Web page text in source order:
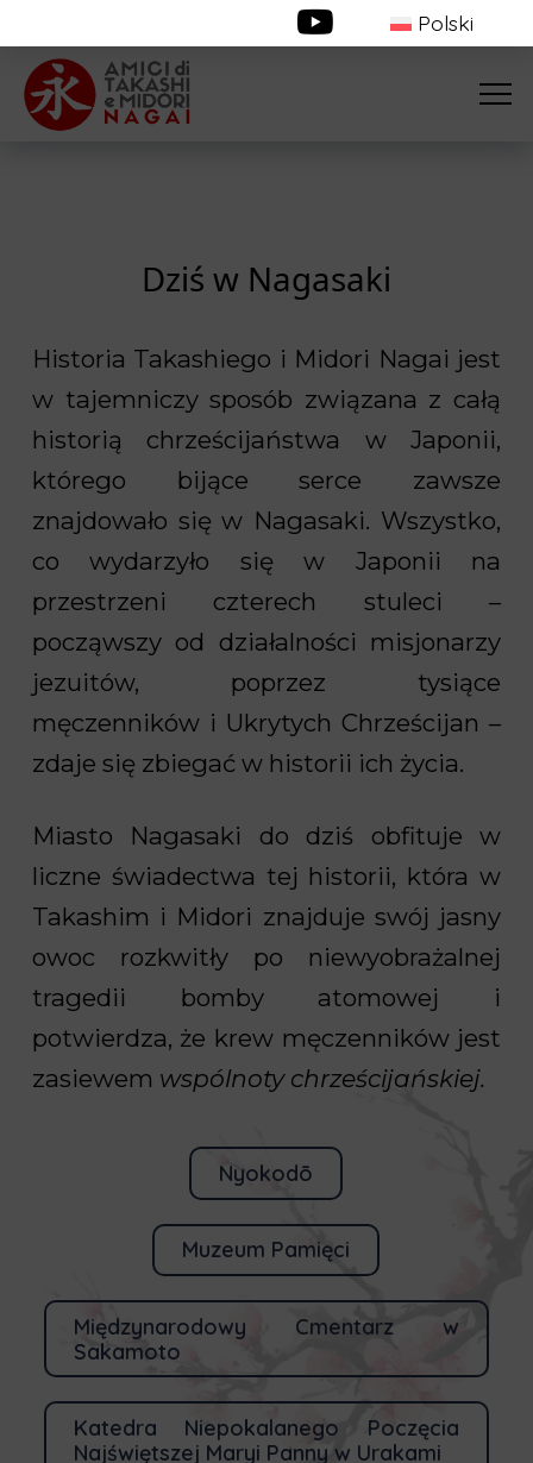
Polski
Dziś w Nagasaki
Historia Takashiego i Midori Nagai jest
w tajemniczy sposób związana z całą
historią chrześcijaństwa w Japonii,
którego bijące serce zawsze
znajdowało się w Nagasaki. Wszystko,
co wydarzyło się w Japonii na
przestrzeni czterech stuleci –
począwszy od działalności misjonarzy
jezuitów, poprzez tysiące
męczenników i Ukrytych Chrześcijan –
zdaje się zbiegać w historii ich życia.
Miasto Nagasaki do dziś obfituje w
liczne świadectwa tej historii, która w
Takashim i Midori znajduje swój jasny
owoc rozkwitły po niewyobrażalnej
tragedii bomby atomowej i
potwierdza, że krew męczenników jest
zasiewem wspólnoty chrześcijańskiej.
Nyokodō
Muzeum Pamięci
Międzynarodowy Cmentarz w
Sakamoto
Katedra Niepokalanego Poczęcia
Najświętszej Maryi Panny w Urakami